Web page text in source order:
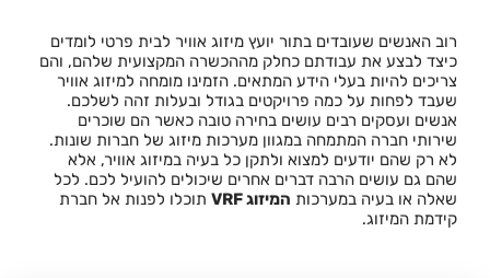
רוב האנשים שעובדים בתור יועץ מיזוג אוויר לבית פרטי לומדים
כיצד לבצע את עבודתם כחלק מההכשרה המקצועית שלהם, והם
צריכים להיות בעלי הידע המתאים. הזמינו מומחה למיזוג אוויר
שעבד לפחות על כמה פרויקטים בגודל ובעלות זהה לשלכם.
אנשים ועסקים רבים עושים בחירה טובה כאשר הם שוכרים
שירותי חברה המתמחה במגוון מערכות מיזוג של חברות שונות.
לא רק שהם יודעים למצוא ולתקן כל בעיה במיזוג אוויר, אלא
שהם גם עושים הרבה דברים אחרים שיכולים להועיל לכם. לכל
שאלה או בעיה במערכות המיזוג VRF
תוכלו לפנות אל חברת
קידמת המיזוג.